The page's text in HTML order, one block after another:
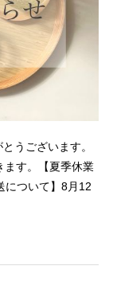
うございます。
ます。【夏季休業
について】8月12